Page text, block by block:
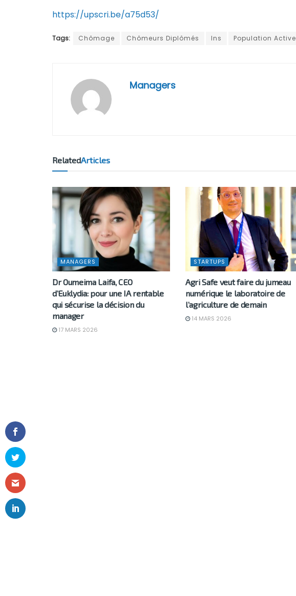
https://upscri.be/a75d53/
Tags: Chômage Chômeurs Diplômés Ins Population Active
Managers
RelatedArticles
MANAGERS
Dr Oumeima Laifa, CEO
d’Euklydia: pour une IA rentable
qui sécurise la décision du
manager
17 MARS 2026
STARTUPS
Agri Safe veut faire du jumeau
numérique le laboratoire de
l’agriculture de demain
14 MARS 2026